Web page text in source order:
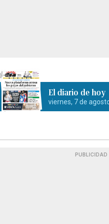
El diario de hoy
viernes, 7 de
PUBLICIDAD